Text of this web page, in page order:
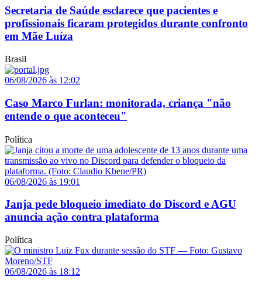
Secretaria de Saúde esclarece que pacientes e
profissionais ficaram protegidos durante confronto
em Mãe Luíza
Brasil
06/08/2026 às 12:02
Caso Marco Furlan: monitorada, criança "não
entende o que aconteceu"
Política
06/08/2026 às 19:01
Janja pede bloqueio imediato do Discord e AGU
anuncia ação contra plataforma
Política
06/08/2026 às 18:12